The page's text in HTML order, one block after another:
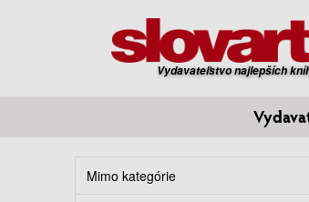
Vydavateľstvo najlepších
Mimo kategórie